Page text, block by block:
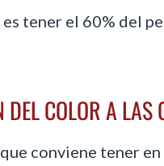
tener el 60% del
COLOR A LAS
conviene tener